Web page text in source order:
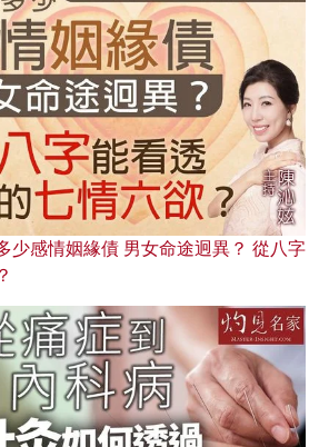
少感情姻緣債 男女命途迥異？ 從八字